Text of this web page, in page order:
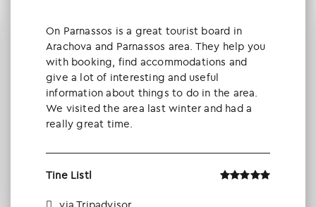
Οn Parnassos is a great tourist board in
Arachova and Parnassos area. They help you
with booking, find accommodations and
give a lot of interesting and useful
information about things to do in the area.
We visited the area last winter and had a
really great time.
Tine Listl